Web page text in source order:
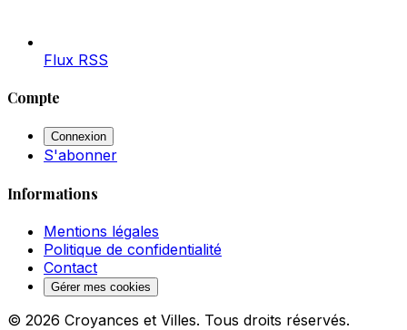
Flux RSS
Compte
Connexion
S'abonner
Informations
Mentions légales
Politique de confidentialité
Contact
Gérer mes cookies
© 2026 Croyances et Villes. Tous droits réservés.